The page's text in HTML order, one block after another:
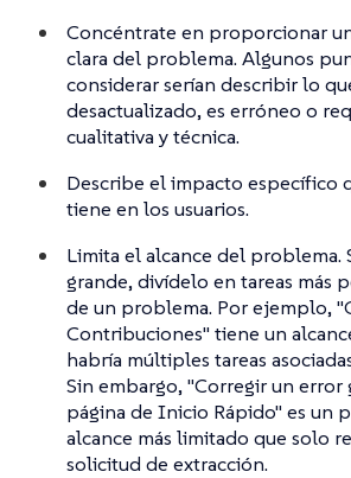
Concéntrate en proporcionar
clara del problema. Algunos
considerar serían describir lo
desactualizado, es erróneo o
cualitativa y técnica.
Describe el impacto específico
tiene en los usuarios.
Limita el alcance del problema.
grande, divídelo en tareas más
de un problema. Por ejemplo,
Contribuciones" tiene un
habría múltiples tareas
Sin embargo, "Corregir un error
página de Inicio Rápido" es un
alcance más limitado que solo
solicitud de extracción.